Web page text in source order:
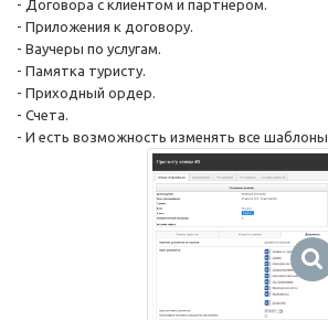
- Договора с клиентом и партнером.
- Приложения к договору.
- Ваучеры по услугам.
- Памятка туристу.
- Приходный ордер.
- Счета.
- И есть возможность изменять все шаблоны.